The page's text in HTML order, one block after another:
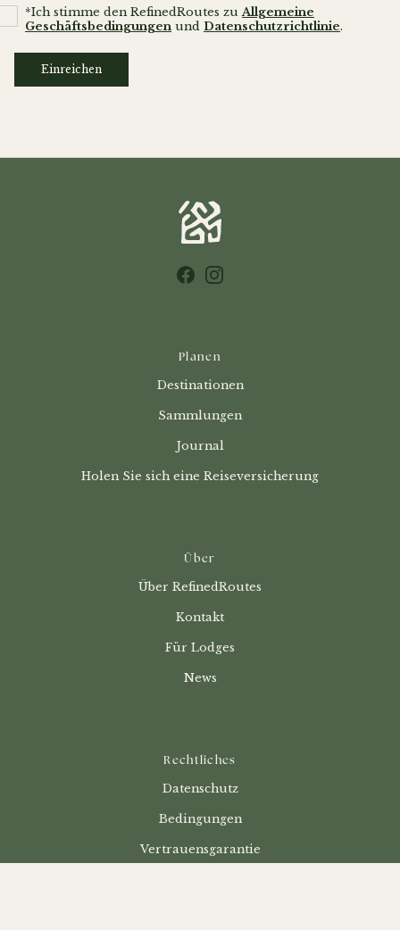
*Ich stimme den RefinedRoutes zu Allgemeine
Geschäftsbedingungen und Datenschutzrichtlinie.
FacebookInstagram
Planen
Destinationen
Sammlungen
Journal
Holen Sie sich eine Reiseversicherung
Über
Über RefinedRoutes
Kontakt
Für Lodges
News
Rechtliches
Datenschutz
Bedingungen
Vertrauensgarantie